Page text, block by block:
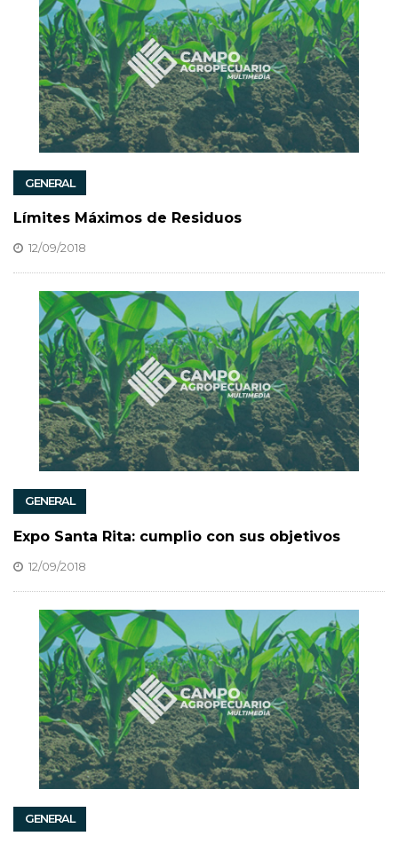
GENERAL
Límites Máximos de Residuos
12/09/2018
GENERAL
Expo Santa Rita: cumplio con sus objetivos
12/09/2018
GENERAL